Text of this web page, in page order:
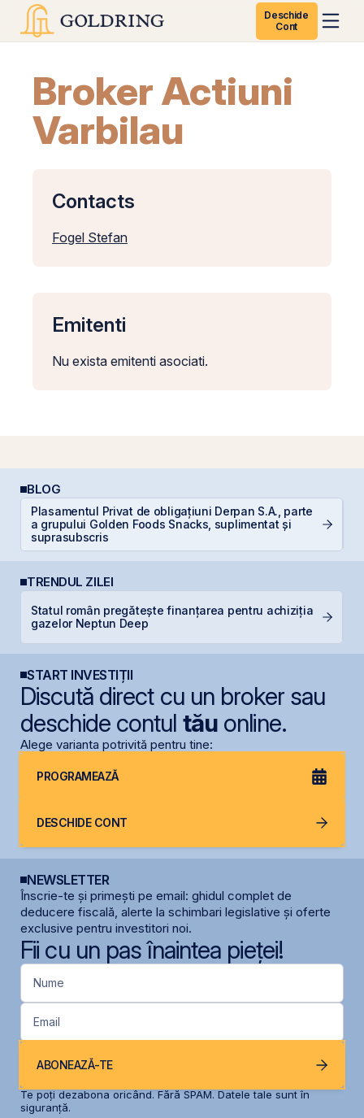
Deschide
Cont
Broker Actiuni
Varbilau
Contacts
Fogel Stefan
Emitenti
Nu exista emitenti asociati.
BLOG
Plasamentul Privat de obligațiuni Derpan S.A., parte
a grupului Golden Foods Snacks, suplimentat și
suprasubscris
TRENDUL ZILEI
Statul român pregătește finanțarea pentru achiziția
gazelor Neptun Deep
START INVESTIȚII
Discută direct cu un broker sau
deschide contul tăuonline.
Alege varianta potrivită pentru tine:
PROGRAMEAZĂ
DESCHIDE CONT
NEWSLETTER
Înscrie-te și primești pe email: ghidul complet de
deducere fiscală, alerte la schimbari legislative și oferte
exclusive pentru investitori noi.
Fii cu un pas înaintea pieței!
Nume
Email
ABONEAZĂ-TE
Te poți dezabona oricând. Fără SPAM. Datele tale sunt în
siguranță.